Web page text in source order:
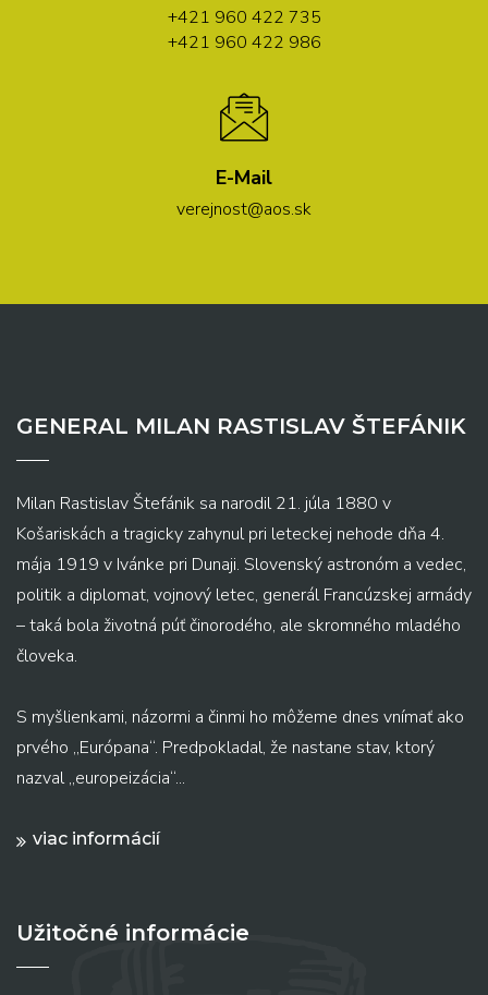
+421 960 422 735
+421 960 422 986
E-Mail
verejnost@aos.sk
GENERAL MILAN RASTISLAV ŠTEFÁNIK
Milan Rastislav Štefánik sa narodil 21. júla 1880 v
Košariskách a tragicky zahynul pri leteckej nehode dňa 4.
mája 1919 v Ivánke pri Dunaji. Slovenský astronóm a vedec,
politik a diplomat, vojnový letec, generál Francúzskej armády
– taká bola životná púť činorodého, ale skromného mladého
človeka.
S myšlienkami, názormi a činmi ho môžeme dnes vnímať ako
prvého „Európana“. Predpokladal, že nastane stav, ktorý
nazval „europeizácia“...
viac informácií
Užitočné informácie